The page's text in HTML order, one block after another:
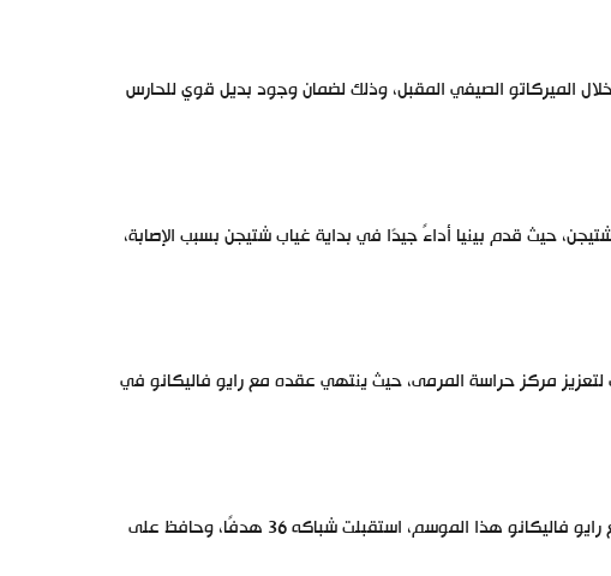
الميركاتو الصيفي المقبل، وذلك لضمان وجود بديل قوي للحارس
حيث قدم بينيا أداءً جيدًا في بداية غياب شتيجن بسبب الإصابة،
ديميتريفسكي (30 عامًا) كخيار مثالي لتعزيز مركز حراسة المرمى، حيث ينتهي عقده مع رايو فاليكانو في
يتميز ديميتريفسكي بخبرات كبيرة في الليجا، حيث لعب 26 مباراة مع رايو فاليكانو هذا الموسم، استقبلت شباكه 36 هدفًا، وحافظ على